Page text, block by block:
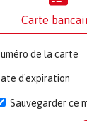
Carte
de la carte
d'expiration
Sauvegarder ce